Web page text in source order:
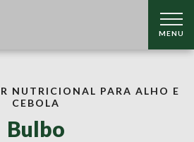
MENU
NUTRICIONAL PARA ALHO E
CEBOLA
Bulbo